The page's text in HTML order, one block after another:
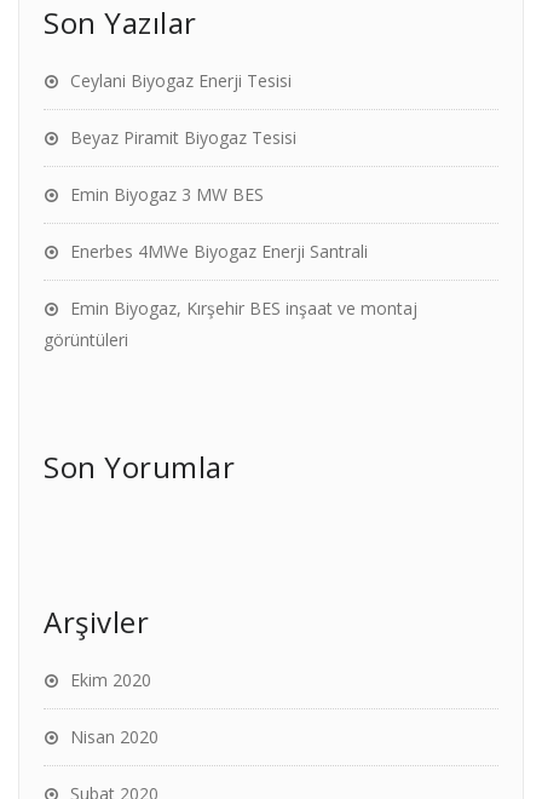
Son Yazılar
Ceylani Biyogaz Enerji Tesisi
Beyaz Piramit Biyogaz Tesisi
Emin Biyogaz 3 MW BES
Enerbes 4MWe Biyogaz Enerji Santrali
Emin Biyogaz, Kırşehir BES inşaat ve montaj
görüntüleri
Son Yorumlar
Arşivler
Ekim 2020
Nisan 2020
Şubat 2020